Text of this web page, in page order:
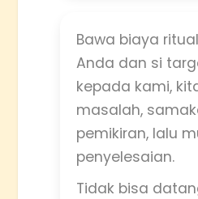
Bawa biaya
Anda dan si
kepada kami,
masalah,
pemikiran, lalu
penyelesaian.
Tidak bisa